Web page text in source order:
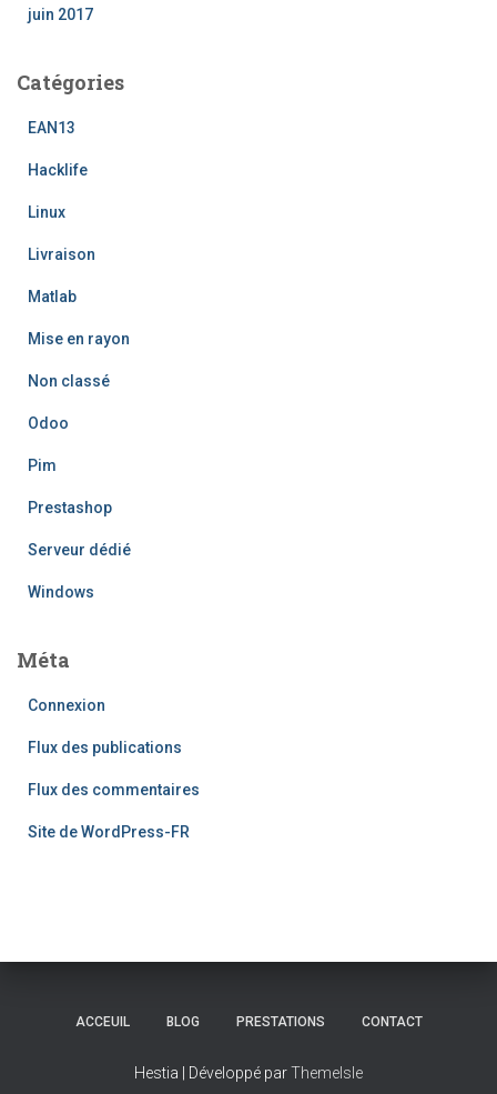
juin 2017
Catégories
EAN13
Hacklife
Linux
Livraison
Matlab
Mise en rayon
Non classé
Odoo
Pim
Prestashop
Serveur dédié
Windows
Méta
Connexion
Flux des publications
Flux des commentaires
Site de WordPress-FR
ACCEUIL BLOG PRESTATIONS CONTACT
Hestia | Développé parThemeIsle